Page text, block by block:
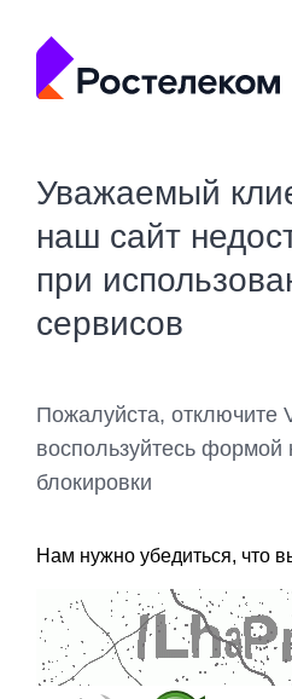
Уважаемый
наш сайт
при
сервисов
Пожалуйста, отключите
воспользуйтесь
блокировки
Нам нужно убедиться, что